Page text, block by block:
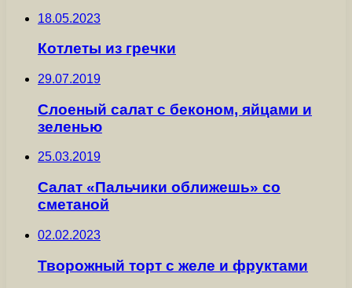
18.05.2023
Котлеты из гречки
29.07.2019
Слоеный салат с беконом, яйцами и
зеленью
25.03.2019
Салат «Пальчики оближешь» со
сметаной
02.02.2023
Творожный торт с желе и фруктами